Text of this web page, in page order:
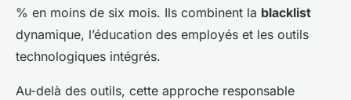
% en moins de six mois. Ils combinent la blacklist
dynamique, l’éducation des employés et les outils
technologiques intégrés.
Au-delà des outils, cette approche responsable